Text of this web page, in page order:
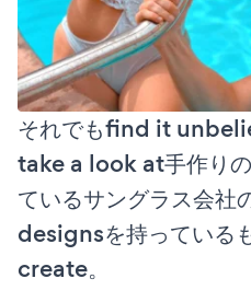
それでもfind it
take a look at手作り
ているサングラス会
designsを持っている
create。